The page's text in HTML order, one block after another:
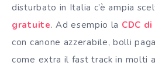
disturbato in Italia c’è ampia
gratuite. Ad esempio la CDC di
con canone azzerabile, bolli
come extra il fast track in molti